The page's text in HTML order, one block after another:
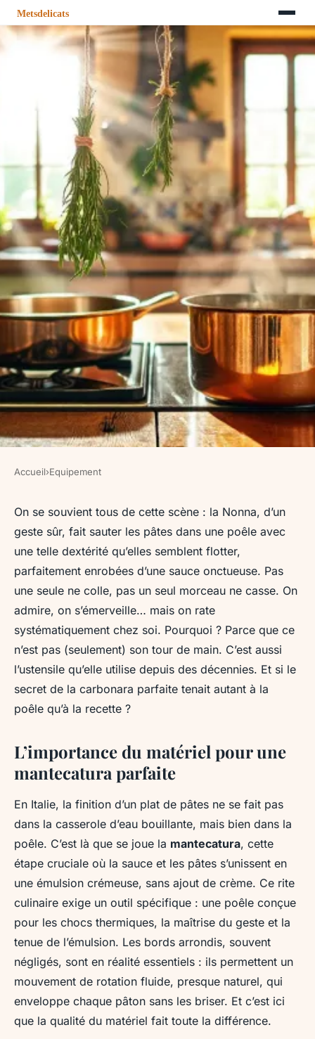
EQUIPEMENT
Les meilleures poêles pour
sublimer votre cuisine
italienne
Jean-Guillaume•05/06/2026 18:08•12 min de lecture
Accueil›Equipement
On se souvient tous de cette scène : la Nonna, d’un
geste sûr, fait sauter les pâtes dans une poêle avec
une telle dextérité qu’elles semblent flotter,
parfaitement enrobées d’une sauce onctueuse. Pas
une seule ne colle, pas un seul morceau ne casse. On
admire, on s’émerveille… mais on rate
systématiquement chez soi. Pourquoi ? Parce que ce
n’est pas (seulement) son tour de main. C’est aussi
l’ustensile qu’elle utilise depuis des décennies. Et si le
secret de la carbonara parfaite tenait autant à la
poêle qu’à la recette ?
L’importance du matériel pour une
mantecatura parfaite
En Italie, la finition d’un plat de pâtes ne se fait pas
dans la casserole d’eau bouillante, mais bien dans la
poêle. C’est là que se joue la mantecatura, cette
étape cruciale où la sauce et les pâtes s’unissent en
une émulsion crémeuse, sans ajout de crème. Ce rite
culinaire exige un outil spécifique : une poêle conçue
pour les chocs thermiques, la maîtrise du geste et la
tenue de l’émulsion. Les bords arrondis, souvent
négligés, sont en réalité essentiels : ils permettent un
mouvement de rotation fluide, presque naturel, qui
enveloppe chaque pâton sans les briser. Et c’est ici
que la qualité du matériel fait toute la différence.